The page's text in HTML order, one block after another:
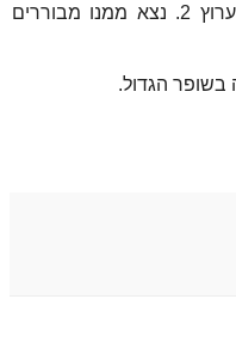
רק קצת, יותר עמוק מאשר אולפני ערוץ 2. נצא ממנו מבוררים
הגדול.